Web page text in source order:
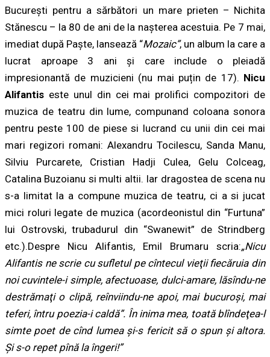
București pentru a sărbători un mare prieten – Nichita
Stănescu – la 80 de ani de la nașterea acestuia. Pe 7 mai,
imediat după Paște, lansează “Mozaic”, un album la care a
lucrat aproape 3 ani și care include o pleiadă
impresionantă de muzicieni (nu mai puțin de 17). Nicu
Alifantis este unul din cei mai prolifici compozitori de
muzica de teatru din lume, compunand coloana sonora
pentru peste 100 de piese si lucrand cu unii din cei mai
mari regizori romani: Alexandru Tocilescu, Sanda Manu,
Silviu Purcarete, Cristian Hadji Culea, Gelu Colceag,
Catalina Buzoianu si multi altii. Iar dragostea de scena nu
s-a limitat la a compune muzica de teatru, ci a si jucat
mici roluri legate de muzica (acordeonistul din “Furtuna”
lui Ostrovski, trubadurul din “Swanewit” de Strindberg
etc.).Despre Nicu Alifantis, Emil Brumaru scria:„Nicu
Alifantis ne scrie cu sufletul pe cîntecul vieţii fiecăruia din
noi cuvintele-i simple, afectuoase, dulci-amare, lăsîndu-ne
destrămaţi o clipă, reînviindu-ne apoi, mai bucuroşi, mai
teferi, întru poezia-i caldă”. În inima mea, toată blîndeţea-l
simte poet de cînd lumea şi-s fericit să o spun şi altora.
Şi s-o repet pînă la îngeri!”